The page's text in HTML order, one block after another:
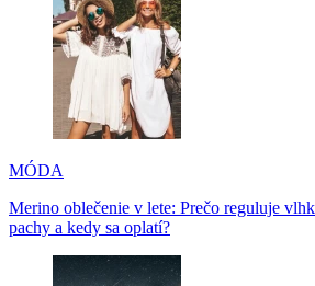
MÓDA
Merino oblečenie v lete: Prečo reguluje
pachy a kedy sa oplatí?